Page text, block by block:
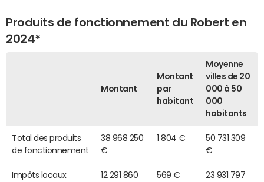
Produits de fonctionnement du Robert en
2024*
Montant
Montant
par
habitant
Moyenne
villes de 20
000 à 50
000
habitants
Total des produits
de fonctionnement
38 968 250
€
1 804 €
50 731 309
€
Impôts locaux
12 291 860
569 €
23 931 797